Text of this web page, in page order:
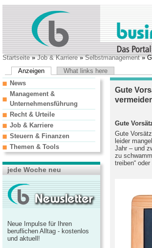
Startseite»Job & Karriere»Selbstmanagement»
Anzeigen
What links here
Gute
Gute
Gute
leider
Jahr – und
zu
treiben“
News
Management &
Unternehmensführung
Recht & Urteile
Job & Karriere
Steuern & Finanzen
Themen & Tools
jede Woche neu
Neue Impulse für Ihren
beruflichen Alltag - kostenlos
und aktuell!